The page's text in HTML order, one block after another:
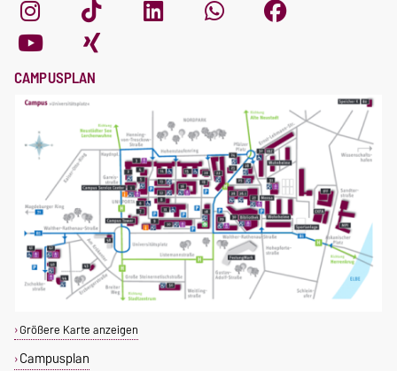
CAMPUSPLAN
Größere Karte anzeigen
Campusplan